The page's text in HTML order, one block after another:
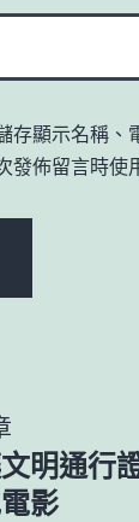
存顯示名稱、
發佈留言時使
明通行
影